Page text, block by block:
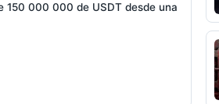
150 000 000 de USDT desde una